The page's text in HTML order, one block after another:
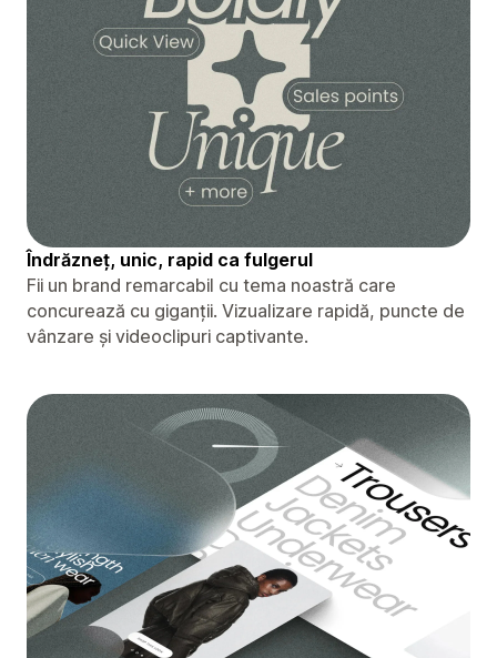
Îndrăzneț, unic, rapid ca fulgerul
Fii un brand remarcabil cu tema noastră care
concurează cu giganții. Vizualizare rapidă, puncte de
vânzare și videoclipuri captivante.